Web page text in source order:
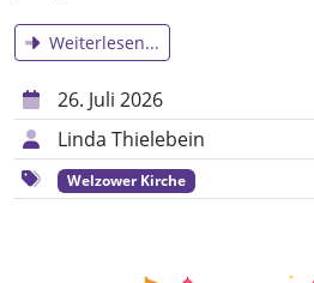
Weiterlesen...
26. Juli 2026
Linda Thielebein
Welzower Kirche